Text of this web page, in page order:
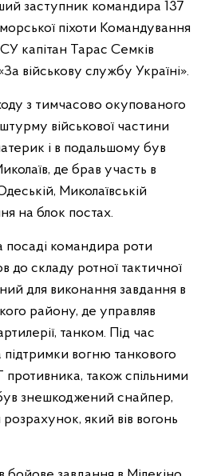
заступник командира 137
піхоти Командування
капітан Тарас Семків
військову службу Україні».
з тимчасово окупованого
військової частини
і в подальшому був
де брав участь в
Миколаївській
на блок постах.
посаді командира роти
до складу ротної тактичної
для виконання завдання в
району, де управляв
танком. Під час
вогню танкового
противника, також спільними
знешкоджений снайпер,
який вів вогонь